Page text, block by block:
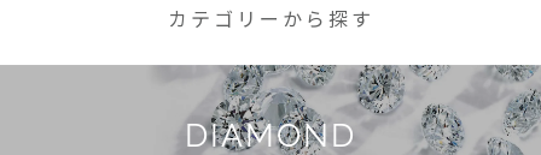
カテゴリーから探す
DIAMOND